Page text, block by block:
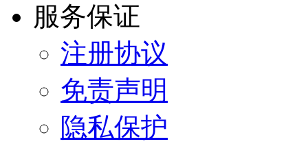
服务保证
注册协议
免责声明
隐私保护